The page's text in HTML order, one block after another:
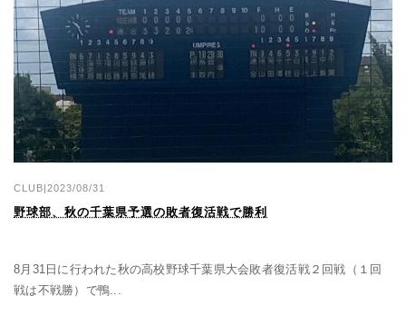
CLUB|2023/08/31
野球部、秋の千葉県予選の敗者復活戦で勝利
8月31日に行われた秋の高校野球千葉県大会敗者復活戦２回戦（１回
戦は不戦勝）で鴨...